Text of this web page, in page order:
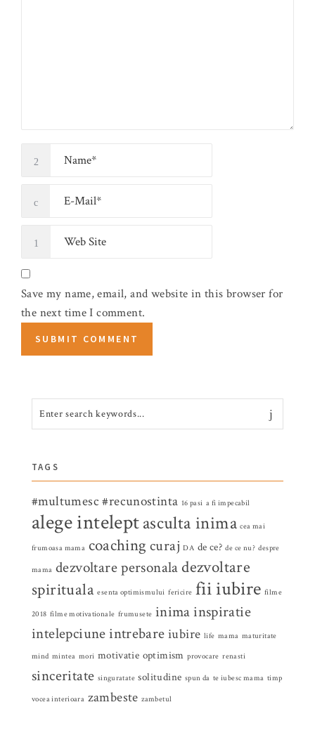
Save my name, email, and website in this browser for
the next time I comment.
TAGS
#multumesc #recunostinta 16 pasi a fi impecabil
alege inteleptasculta inima cea mai
frumoasa mama coaching curaj DA de ce? de ce nu? despre
mama dezvoltare personala dezvoltare
spirituala esenta optimismului fericire fii iubire filme
2018 filme motivationale frumusete inimainspiratie
intelepciuneintrebare iubire life mama maturitate
mind mintea mori motivatie optimism provocare renasti
sinceritate singuratate solitudine spun da te iubesc mama timp
vocea interioara zambeste zambetul